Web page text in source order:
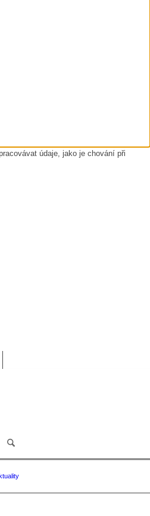
údaje, jako je chování při